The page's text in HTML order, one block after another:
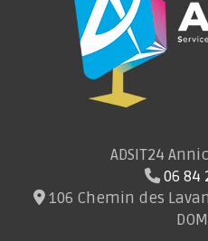
ADSIT24
06 84
106 Chemin des